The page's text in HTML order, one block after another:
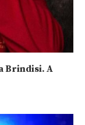
Brindisi. A